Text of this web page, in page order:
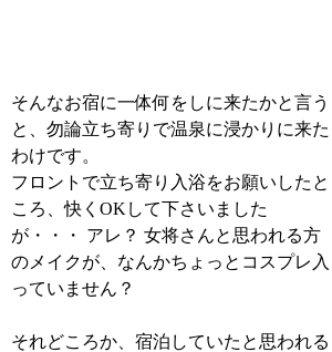
そんなお宿に一体何をしに来たかと言う
と、勿論立ち寄りで温泉に浸かりに来た
わけです。
フロントで立ち寄り入浴をお願いしたと
ころ、快くOKして下さいました
が・・・ アレ？ 女将さんと思われる方
のメイクが、なんかちょっとコスプレ入
っていません？
それどころか、宿泊していたと思われる